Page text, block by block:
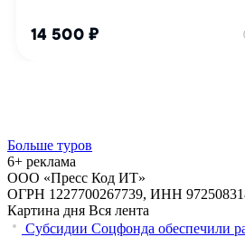
Больше туров
6+ реклама
ООО «Пресс Код ИТ»
ОГРН 1227700267739, ИНН
Картина дня Вся лента
Субсидии Соцфонда обеспечили